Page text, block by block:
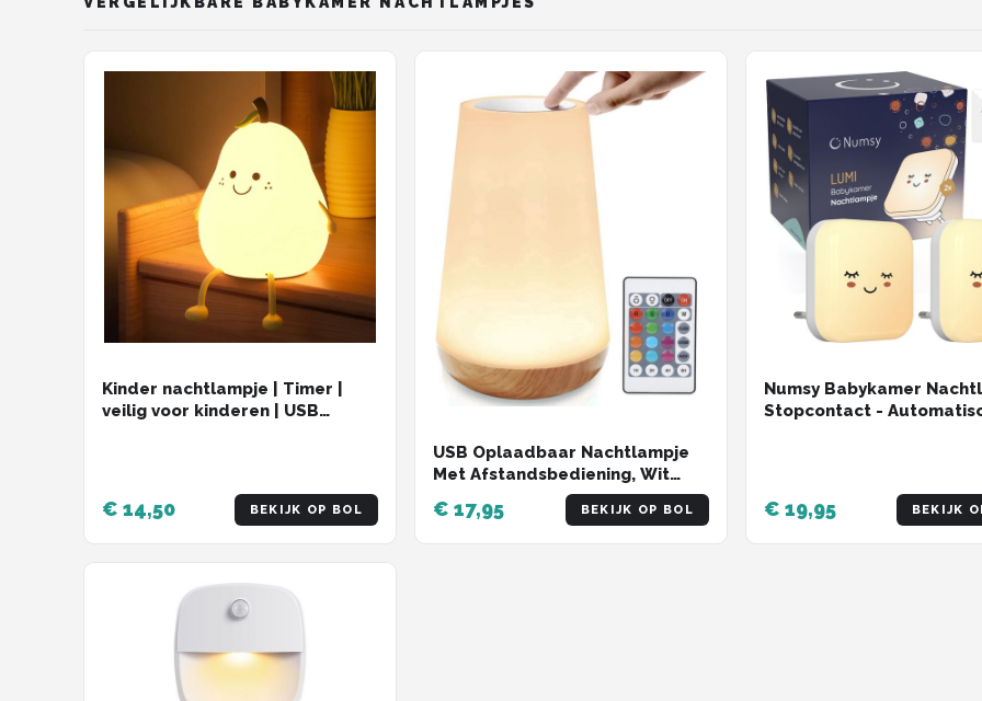
Kinder nachtlampje | Timer |
veilig voor kinderen | USB
€ 14,50 BEKIJK OP BOL
USB Oplaadbaar Nachtlampje
Met Afstandsbediening, Wit
Warm licht en 13 RGB kleuren -
Wake-up Light - Sfeerlamp -
LED verlichting - Leeslamp -
€ 17,95 BEKIJK OP BOL
Numsy Babykamer
Stopcontact -
€ 19,95 BEKIJK